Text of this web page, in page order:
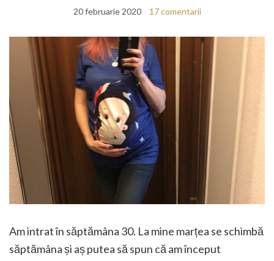
20 februarie 2020 17 comentarii
Am intrat în săptămâna 30. La mine marțea se schimbă
săptămâna și aș putea să spun că am început